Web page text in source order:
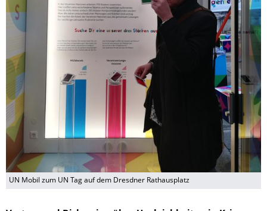
UN Mobil zum UN Tag auf dem Dresdner Rathausplatz